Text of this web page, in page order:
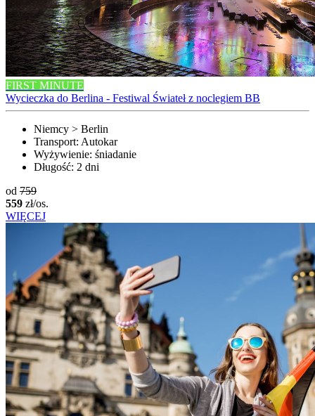
FIRST MINUTE
Wycieczka do Berlina - Festiwal Świateł z noclegiem BB
Niemcy > Berlin
Transport: Autokar
Wyżywienie: śniadanie
Długość: 2 dni
od 759
559 zł/os.
WIĘCEJ